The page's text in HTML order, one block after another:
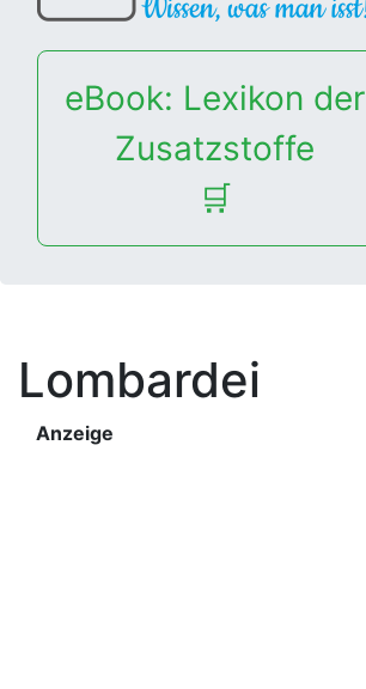
eBook: Lexikon der
Zusatzstoffe
🛒
Lombardei
Anzeige